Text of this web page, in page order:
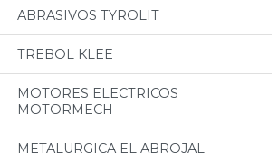
ABRASIVOS TYROLIT
TREBOL KLEE
MOTORES ELECTRICOS
MOTORMECH
METALURGICA EL ABROJAL